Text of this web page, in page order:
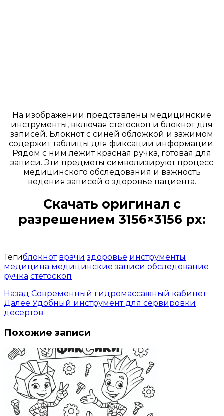
На изображении представлены медицинские
инструменты, включая стетоскоп и блокнот для
записей. Блокнот с синей обложкой и зажимом
содержит таблицы для фиксации информации.
Рядом с ним лежит красная ручка, готовая для
записи. Эти предметы символизируют процесс
медицинского обследования и важность
ведения записей о здоровье пациента.
Скачать оригинал с
разрешением 3156×3156 px:
Тегиблокнот врачи здоровье инструменты
медицина медицинские записи обследование
ручка стетоскоп
Назад Современный гидромассажный кабинет
Далее Удобный инструмент для сервировки
десертов
Похожие записи